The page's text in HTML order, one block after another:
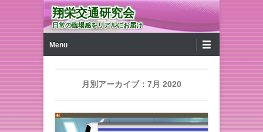
翔栄交通研究会
日常の臨場感をリアルにお届け
Menu
月別アーカイブ： 7月 2020